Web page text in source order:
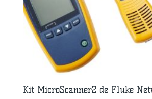
Kit MicroScanner2 de Fluke